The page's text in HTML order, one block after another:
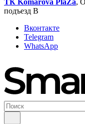
ТК Komarova PlaZa,
подъезд В
Вконтакте
Telegram
WhatsApp